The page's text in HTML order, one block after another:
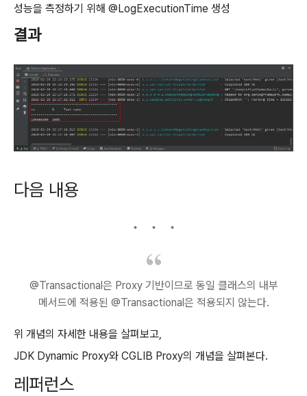
성능을 측정하기 위해 @LogExecutionTime 생성
결과
다음 내용
@Transactional은 Proxy 기반이므로 동일 클래스의 내부
메서드에 적용된 @Transactional은 적용되지 않는다.
위 개념의 자세한 내용을 살펴보고,
JDK Dynamic Proxy와 CGLIB Proxy의 개념을 살펴본다.
레퍼런스